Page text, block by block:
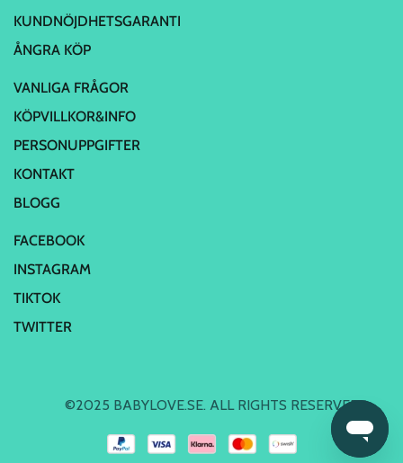
KUNDNÖJDHETSGARANTI
ÅNGRA KÖP
VANLIGA FRÅGOR
KÖPVILLKOR&INFO
PERSONUPPGIFTER
KONTAKT
BLOGG
FACEBOOK
INSTAGRAM
TIKTOK
TWITTER
©2025 BABYLOVE.SE. ALL RIGHTS RESERVED